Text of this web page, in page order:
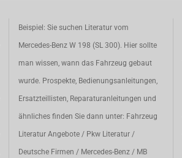
Beispiel: Sie suchen Literatur vom
Mercedes-Benz W 198 (SL 300). Hier sollte
man wissen, wann das Fahrzeug gebaut
wurde. Prospekte, Bedienungsanleitungen,
Ersatzteillisten, Reparaturanleitungen und
ähnliches finden Sie dann unter: Fahrzeug
Literatur Angebote / Pkw Literatur /
Deutsche Firmen / Mercedes-Benz / MB